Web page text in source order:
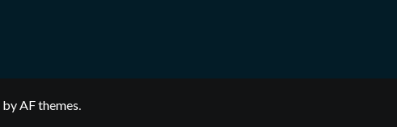
by AF themes.